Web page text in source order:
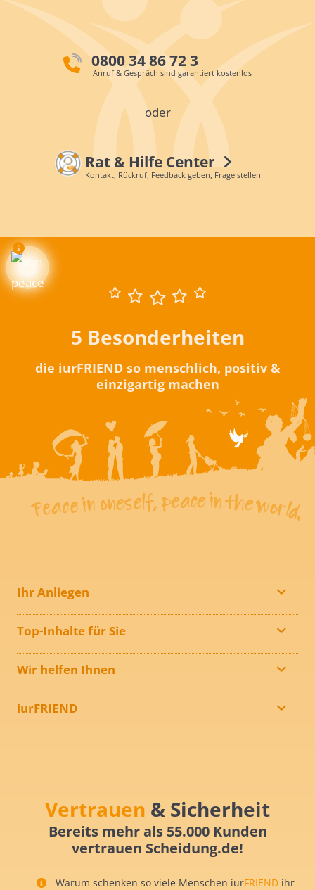
0800 34 86 72 3
Anruf & Gespräch sind garantiert kostenlos
oder
Rat & Hilfe Center
Kontakt, Rückruf, Feedback geben, Frage stellen
5 Besonderheiten
die iurFRIEND so menschlich, positiv &
einzigartig machen
Ihr Anliegen
Top-Inhalte für Sie
Wir helfen Ihnen
iurFRIEND
Vertrauen & Sicherheit
Bereits mehr als 55.000 Kunden
vertrauen Scheidung.de!
Warum schenken so viele Menschen iurFRIEND ihr